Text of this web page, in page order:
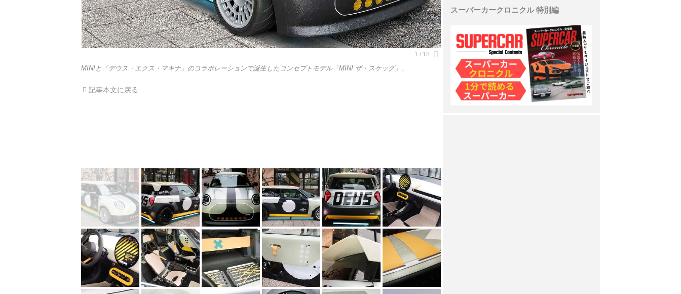
MINIと「デウス・エクス・マキナ」のコラボレーションで誕生したコンセプトモデル「MINI ザ・スケッグ」。
記事本文に戻る
スーパーカークロニクル 特別編